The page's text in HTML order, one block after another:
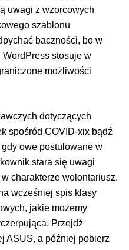
uwagi z wzorcowych
szablonu
baczności, bo w
stosuje w
możliwości
dotyczących
spośród COVID-xix bądź
owe postulowane w
stara się uwagi
charakterze wolontariusz.
wcześniej spis klasy
jakie możemy
Przejdź
ASUS, a później pobierz